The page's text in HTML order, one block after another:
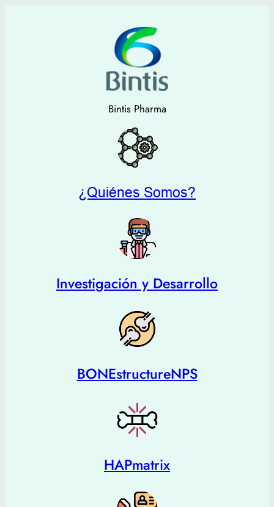
Bintis Pharma
¿Quiénes Somos?
Investigación y Desarrollo
BONEstructureNPS
HAPmatrix